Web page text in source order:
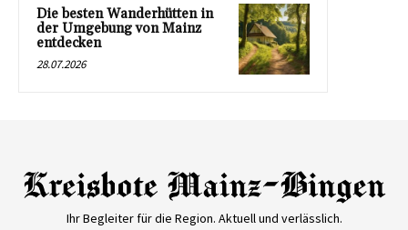
Die besten Wanderhütten in
der Umgebung von Mainz
entdecken
28.07.2026
Ihr Begleiter für die Region. Aktuell und verlässlich.